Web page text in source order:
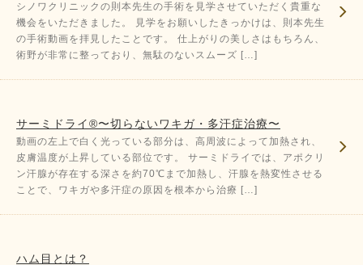
シノワクリニックの則本先生の手術を見学させていただく貴重な
機会をいただきました。 見学をお願いしたきっかけは、則本先生
の手術動画を拝見したことです。 仕上がりの美しさはもちろん、
術野が非常に整っており、無駄のないスムーズ […]
サーミドライ®〜切らないワキガ・多汗症治療〜
動画の左上で白く光っている部分は、高周波によって加熱され、
皮膚温度が上昇している部位です。 サーミドライでは、アポクリ
ン汗腺が存在する深さを約70℃まで加熱し、汗腺を熱変性させる
ことで、ワキガや多汗症の原因を根本から治療 […]
ハム目とは？